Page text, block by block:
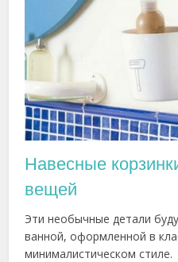
Навесные
вещей
Эти необычные детали
ванной, оформленной в
минималистическом стиле.